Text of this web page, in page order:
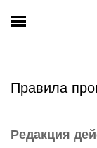
Правила
Редакция